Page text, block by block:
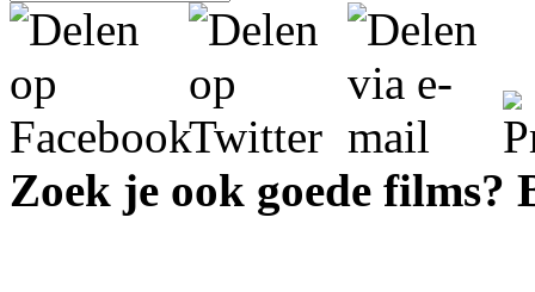
Zoek je ook goede films?